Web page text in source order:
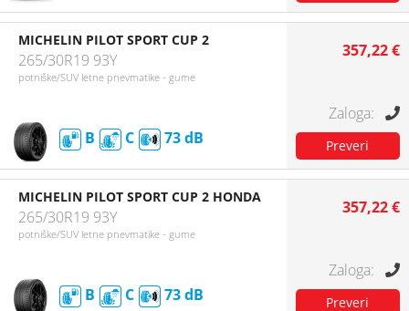
MICHELIN PILOT SPORT CUP 2
265/30R19 93Y
potniške/SUV letne pnevmatike - gume
B C 73
357,22 €
MICHELIN PILOT SPORT CUP 2 HONDA
265/30R19 93Y
potniške/SUV letne pnevmatike - gume
B C 73
357,22 €